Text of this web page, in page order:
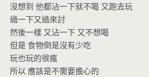
沒想到 他都沾一下就不喝 又跑去玩
過一下又過來討
然後一樣 又沾一下 又不想喝
但是 食物倒是沒有少吃
玩也玩的很瘋
所以 應該是不需要擔心的